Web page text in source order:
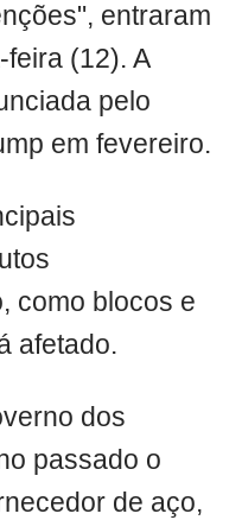
entraram
(12). A
pelo
em fevereiro.
como blocos e
afetado.
dos
passado o
de aço,